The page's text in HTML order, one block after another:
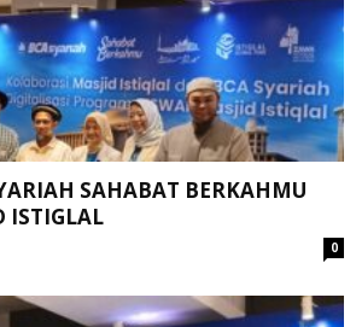
SAHABAT BERKAHMU
ISTIGLAL
0